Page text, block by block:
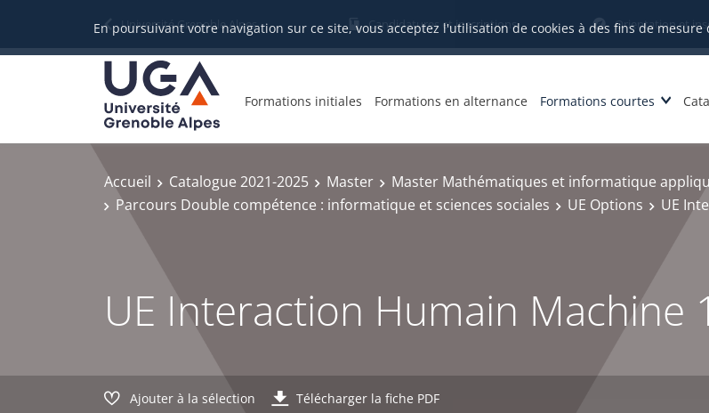
En poursuivant votre navigation sur ce site, vous acceptez l'utilisation de cookies à des fins de
Université Grenoble Alpes Candidatures et inscriptions Orientation et
Formations initiales Formations en alternance Formations courtes
Accueil Catalogue 2021-2025 Master
Master Mathématiques et informatique
Parcours Double compétence : informatique et sciences sociales
UE Options UE
UE Interaction Humain Machine 1
Ajouter à la sélection Télécharger la fiche PDF